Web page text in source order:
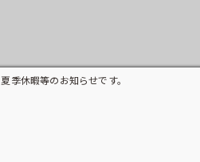
夏季休暇等のお知らせです。